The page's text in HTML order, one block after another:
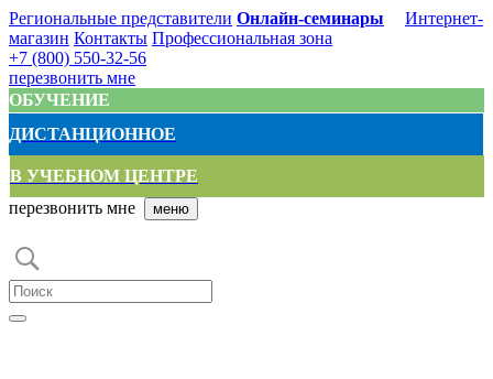
Региональные представители Онлайн-семинары
Интернет-
магазин Контакты Профессиональная зона
+7 (800) 550-32-56
перезвонить мне
ОБУЧЕНИЕ
ДИСТАНЦИОННОЕ
В УЧЕБНОМ ЦЕНТРЕ
перезвонить мне
меню